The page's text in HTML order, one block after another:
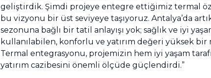
geliştirdik. Şimdi projeye entegre ettiğimiz termal
bu vizyonu bir üst seviyeye taşıyoruz. Antalya’da
sezonuna bağlı bir tatil anlayışı yok; sağlık ve iyi
kullanılabilen, konforlu ve yatırım değeri yüksek bir
Termal entegrasyonu, projemizin hem iyi yaşam
yatırım cazibesini önemli ölçüde güçlendirdi.”